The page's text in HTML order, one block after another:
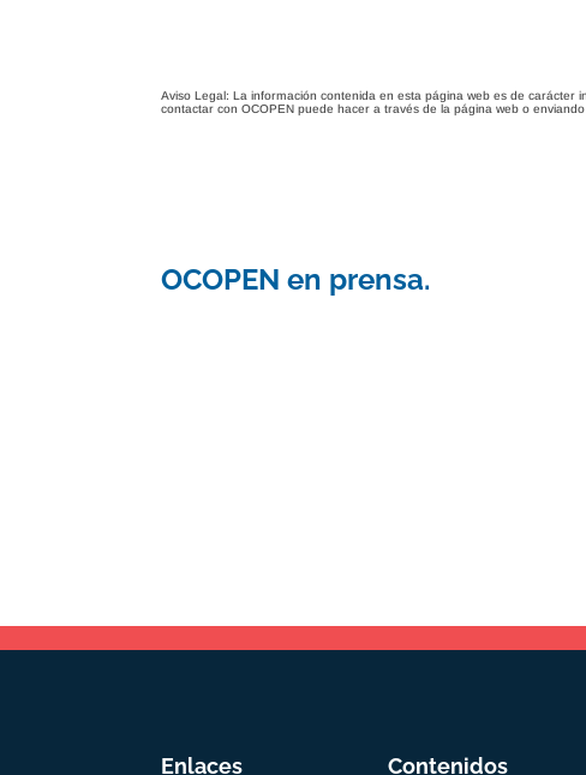
Aviso Legal: La información contenida en esta página web es de
contactar con OCOPEN puede hacer a través de la página web o
OCOPEN en prensa.
Enlaces Contenidos